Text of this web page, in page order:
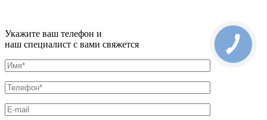
Укажите ваш телефон и
наш специалист с вами свяжется